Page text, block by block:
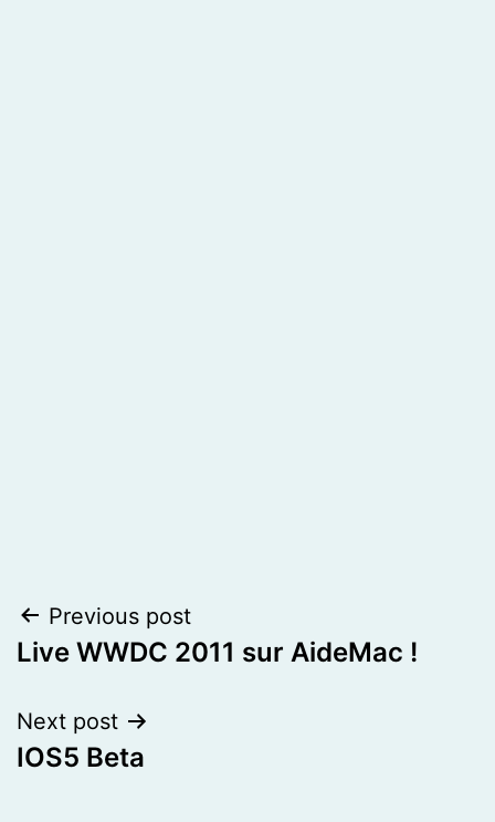
Post
navigation
Previous post
Live WWDC 2011 sur AideMac !
Next post
IOS5 Beta